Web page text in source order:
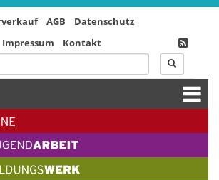
AGB
Datenschutz
Impressum Kontakt